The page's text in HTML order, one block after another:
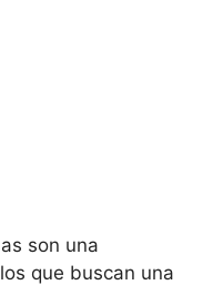
son una
que buscan una